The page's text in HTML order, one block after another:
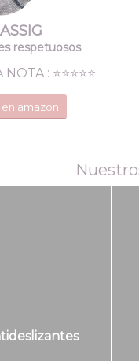
respetuosos
: ⭐️⭐️⭐️⭐️⭐️
en amazon